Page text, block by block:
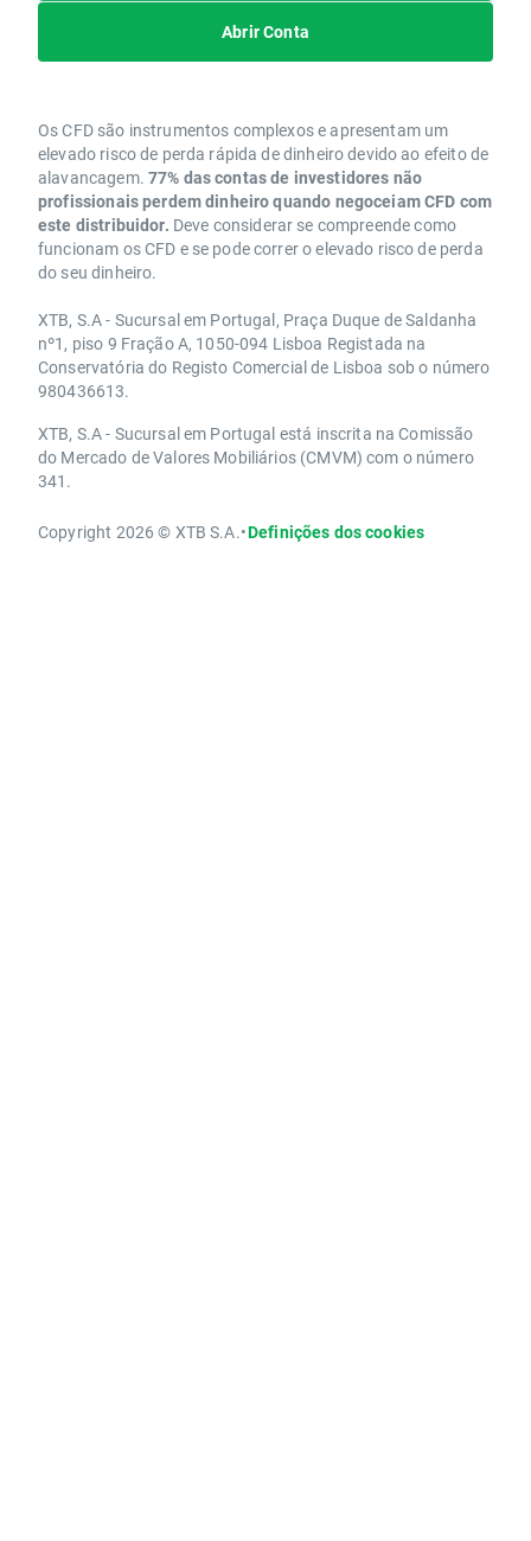
Abrir Conta
Os CFD são instrumentos complexos e apresentam um
elevado risco de perda rápida de dinheiro devido ao efeito de
alavancagem. 77% das contas de investidores não
profissionais perdem dinheiro quando negoceiam CFD com
este distribuidor. Deve considerar se compreende como
funcionam os CFD e se pode correr o elevado risco de perda
do seu dinheiro.
XTB, S.A - Sucursal em Portugal, Praça Duque de Saldanha
nº1, piso 9 Fração A, 1050-094 Lisboa Registada na
Conservatória do Registo Comercial de Lisboa sob o número
980436613.
XTB, S.A - Sucursal em Portugal está inscrita na Comissão
do Mercado de Valores Mobiliários (CMVM) com o número
341.
Copyright 2026 © XTB S.A.•Definições dos cookies